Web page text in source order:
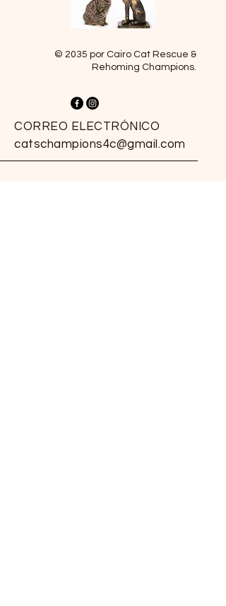
© 2035 por Cairo Cat Rescue &
Rehoming Champions.
CORREO ELECTRÓNICO
catschampions4c@gmail.com